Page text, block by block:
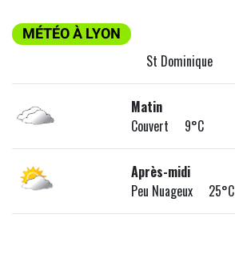
MÉTÉO À LYON
St Dominique
Matin
Couvert 9°C
Après-midi
Peu Nuageux 25°C